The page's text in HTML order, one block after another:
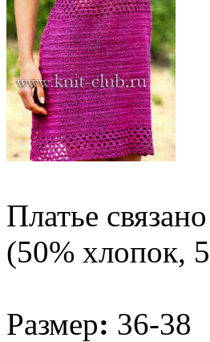
Платье
(50% хлопок,
Размер: 36-38